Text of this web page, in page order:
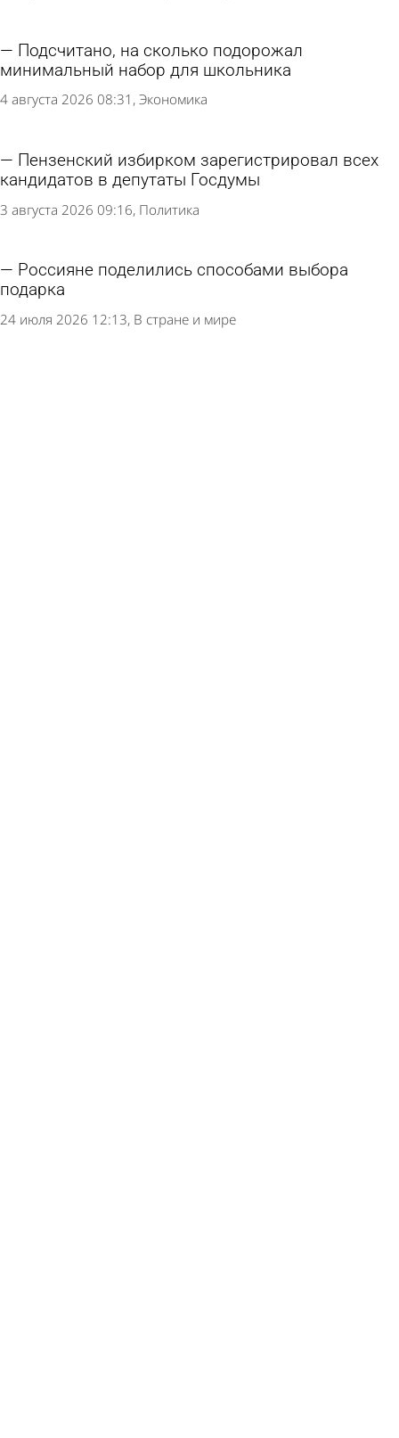
Подсчитано, на сколько подорожал
минимальный набор для школьника
4 августа 2026 08:31 Экономика
Пензенский избирком зарегистрировал всех
кандидатов в депутаты Госдумы
3 августа 2026 09:16 Политика
Россияне поделились способами выбора
подарка
24 июля 2026 12:13 В стране и мире